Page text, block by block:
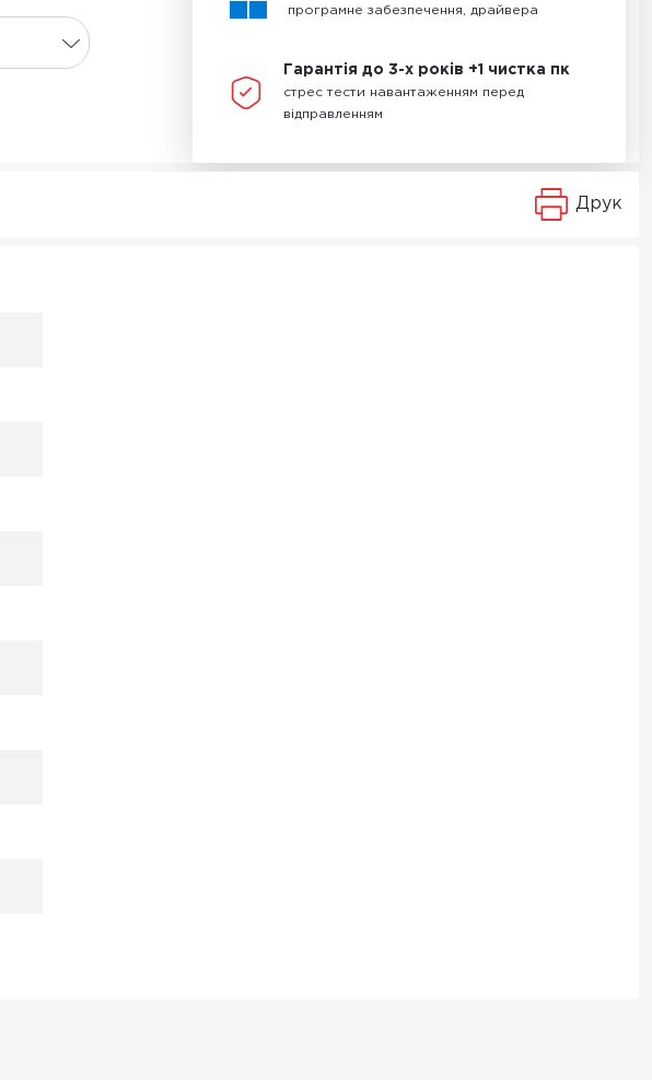
програмне забезпечення, драйвера
Гарантія до 3-х років +1 чистка пк
стрес тести навантаженням перед
відправленням
Друк